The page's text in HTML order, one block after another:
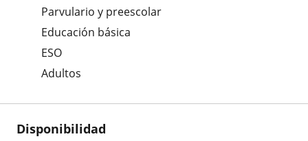
Parvulario y preescolar
Educación básica
ESO
Adultos
Disponibilidad